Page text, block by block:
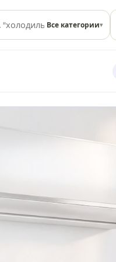
Все категории▾